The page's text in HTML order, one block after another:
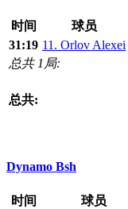
时间 球员
31:19 11. Orlov Alexei
总共 1局:
总共:
Dynamo Bsh
时间 球员